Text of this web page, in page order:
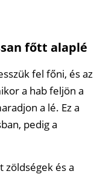
főtt alaplé
fel főni, és az
a hab feljön a
a lé. Ez a
pedig a
és a